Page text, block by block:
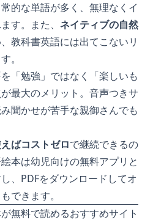
的な単語が多く、無理なくイ
す。また、 ネイティブの自然
教科書英語には出てこないリ
。
「勉強」ではなく「楽しいも
最大のメリット。音声つきサ
聞かせが苦手な親御さんでも
ばコストゼロで継続できるの
本は幼児向けの無料アプリと
、PDFをダウンロードしてオ
できます。
無料で読めるおすすめサイト